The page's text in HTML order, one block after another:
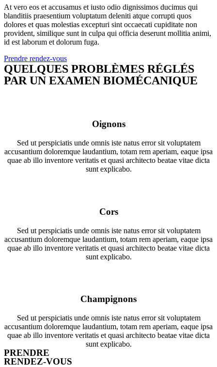
At vero eos et accusamus et iusto odio dignissimos ducimus qui
blanditiis praesentium voluptatum deleniti atque corrupti quos
dolores et quas molestias excepturi sint occaecati cupiditate non
provident, similique sunt in culpa qui officia deserunt mollitia animi,
id est laborum et dolorum fuga.
Prendre rendez-vous
QUELQUES PROBLÈMES RÉGLÉS
PAR UN EXAMEN BIOMÉCANIQUE
Oignons
Sed ut perspiciatis unde omnis iste natus error sit voluptatem
accusantium doloremque laudantium, totam rem aperiam, eaque ipsa
quae ab illo inventore veritatis et quasi architecto beatae vitae dicta
sunt explicabo.
Cors
Sed ut perspiciatis unde omnis iste natus error sit voluptatem
accusantium doloremque laudantium, totam rem aperiam, eaque ipsa
quae ab illo inventore veritatis et quasi architecto beatae vitae dicta
sunt explicabo.
Champignons
Sed ut perspiciatis unde omnis iste natus error sit voluptatem
accusantium doloremque laudantium, totam rem aperiam, eaque ipsa
quae ab illo inventore veritatis et quasi architecto beatae vitae dicta
sunt explicabo.
PRENDRE
RENDEZ-VOUS